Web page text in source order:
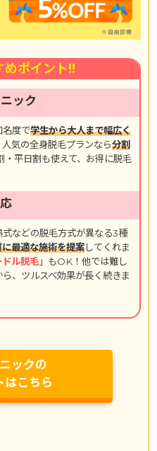
めポイント!!
ック
名度で学生から大人まで幅広く
気の全身脱毛プランなら分割
・平日割も使えて、お得に脱毛
などの脱毛方式が異なる3種
最適な施術を提案してくれま
ル脱毛」もOK！他では難し
、ツルスベ効果が長く続きま
ックの
はこちら